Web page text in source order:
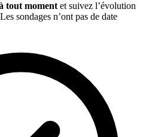
tout moment et suivez l’évolution
sondages n’ont pas de date